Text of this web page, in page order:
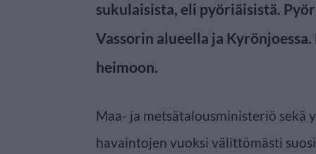
sukulaisista, eli pyöriäisistä.
Vassorin alueella ja
heimoon.
Maa- ja metsätalousministeriö
havaintojen vuoksi välittömästi